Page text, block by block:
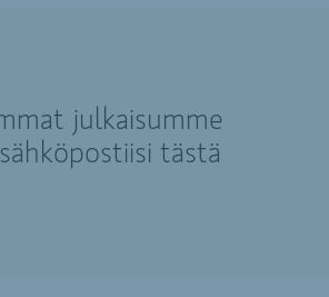
julkaisumme
tästä